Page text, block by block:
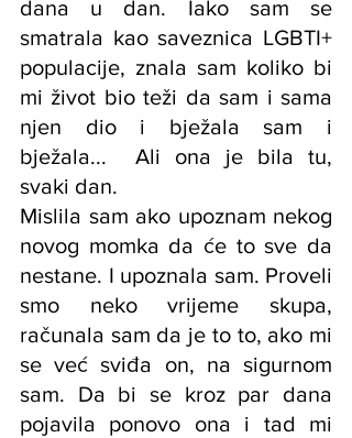
dana u dan. Iako sam se
smatrala kao saveznica LGBTI+
populacije, znala sam koliko bi
mi život bio teži da sam i sama
njen dio i bježala sam i
bježala...  Ali ona je bila tu,
svaki dan.
Mislila sam ako upoznam nekog
novog momka da će to sve da
nestane. I upoznala sam. Proveli
smo neko vrijeme skupa,
računala sam da je to to, ako mi
se već sviđa on, na sigurnom
sam. Da bi se kroz par dana
pojavila ponovo ona i tad mi